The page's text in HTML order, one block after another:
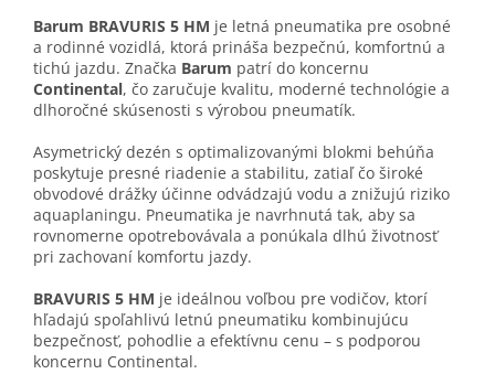
Barum BRAVURIS 5 HM je letná pneumatika pre osobné
a rodinné vozidlá, ktorá prináša bezpečnú, komfortnú a
tichú jazdu. Značka Barum patrí do koncernu
Continental, čo zaručuje kvalitu, moderné technológie a
dlhoročné skúsenosti s výrobou pneumatík.
Asymetrický dezén s optimalizovanými blokmi behúňa
poskytuje presné riadenie a stabilitu, zatiaľ čo široké
obvodové drážky účinne odvádzajú vodu a znižujú riziko
aquaplaningu. Pneumatika je navrhnutá tak, aby sa
rovnomerne opotrebovávala a ponúkala dlhú životnosť
pri zachovaní komfortu jazdy.
BRAVURIS 5 HM je ideálnou voľbou pre vodičov, ktorí
hľadajú spoľahlivú letnú pneumatiku kombinujúcu
bezpečnosť, pohodlie a efektívnu cenu – s podporou
koncernu Continental.